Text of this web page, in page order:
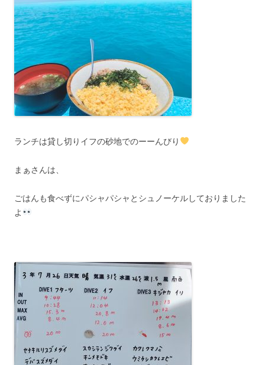
ランチは貸し切りイフの砂地でのーーんびり
まぁさんは、
ごはんも食べずにパシャパシャとシュノーケルしておりました
よ